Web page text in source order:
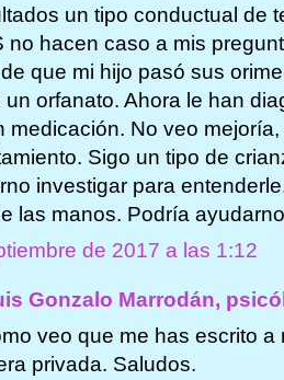
un tipo conductual de
no hacen caso a mis
que mi hijo pasó sus
un orfanato. Ahora le han
medicación. No veo
Sigo un tipo de
investigar para
las manos. Podría
de 2017 a las 1:12
Gonzalo Marrodán,
veo que me has escrito
privada. Saludos.